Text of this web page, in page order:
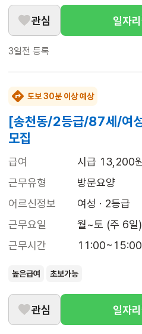
관심 일자
3일전 등록
도보 30분 이상 예상
[송천동/2등급/87세/여
모집
급여
시급 13,200
근무유형
방문요양
어르신정보
여성 · 2등급
근무요일
월~토 (주 6일)
근무시간
11:00~15:00
높은급여 초보가능
관심 일자